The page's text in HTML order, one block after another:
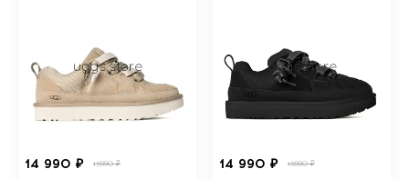
14 990 ₽ 15990 ₽ 14 990 ₽ 15990 ₽